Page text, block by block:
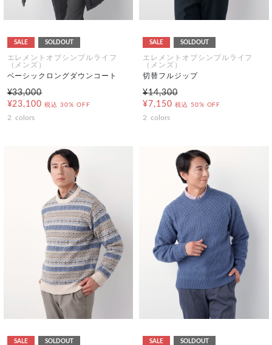
SALE SOLDOUT
エレメントオブシンプルライフ
（メンズ）
ベーシックロングダウンコート
¥33,000
¥23,100 税込 30% OFF
2 colors
SALE SOLDOUT
エレメントオブシンプルライフ
（メンズ）
切替フルジップ
¥14,300
¥7,150 税込 50% OFF
2 colors
SALE SOLDOUT SALE SOLDOUT